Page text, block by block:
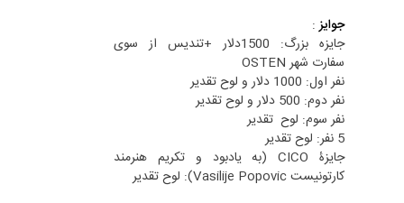
جوایز:
جایزه بزرگ: 1500دلار +تندیس از سوی
سفارت شهر OSTEN
نفر اول: 1000 دلار و لوح تقدیر
نفر دوم: 500 دلار و لوح تقدیر
نفر سوم: لوح تقدیر
5 نفر: لوح تقدیر
جایزۀ CICO (به یادبود و تکریم هنرمند
کارتونیست Vasilije Popovic): لوح تقدیر